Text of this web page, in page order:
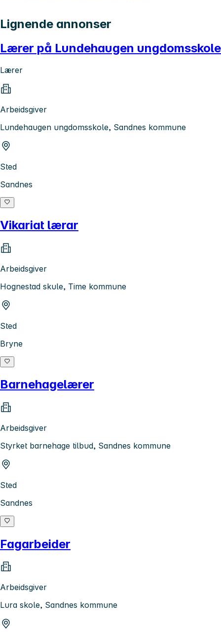
Lignende annonser
Lærer på Lundehaugen ungdomsskole
Lærer
Arbeidsgiver
Lundehaugen ungdomsskole, Sandnes kommune
Sted
Sandnes
Vikariat lærar
Arbeidsgiver
Hognestad skule, Time kommune
Sted
Bryne
Barnehagelærer
Arbeidsgiver
Styrket barnehage tilbud, Sandnes kommune
Sted
Sandnes
Fagarbeider
Arbeidsgiver
Lura skole, Sandnes kommune